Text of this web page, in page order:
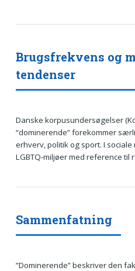
Brugsfrekvens og
tendenser
Danske korpusundersøgelser
“dominerende” forekommer
erhverv, politik og sport. I
LGBTQ-miljøer med reference til
Sammenfatning
”Dominerende” beskriver den